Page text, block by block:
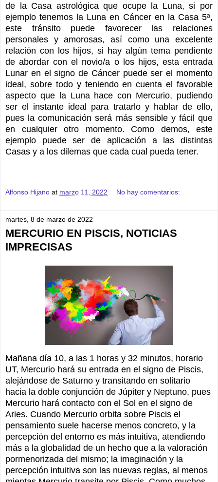
de la Casa astrológica que ocupe la Luna, si por
ejemplo tenemos la Luna en Cáncer en la Casa 5ª,
este tránsito puede favorecer las relaciones
personales y amorosas, así como una excelente
relación con los hijos, si hay algún tema pendiente
de abordar con el novio/a o los hijos, esta entrada
Lunar en el signo de Cáncer puede ser el momento
ideal, sobre todo y teniendo en cuenta el favorable
aspecto que la Luna hace con Mercurio, pudiendo
ser el instante ideal para tratarlo y hablar de ello,
pues la comunicación será más sensible y fácil que
en cualquier otro momento. Como demos, este
ejemplo puede ser de aplicación a las distintas
Casas y a los dilemas que cada cual pueda tener.
Alfonso Hijano at marzo 11, 2022 No hay comentarios:
martes, 8 de marzo de 2022
MERCURIO EN PISCIS, NOTICIAS
IMPRECISAS
Mañana día 10, a las 1 horas y 32 minutos, horario
UT, Mercurio hará su entrada en el signo de Piscis,
alejándose de Saturno y transitando en solitario
hacia la doble conjunción de Júpiter y Neptuno, pues
Mercurio hará contacto con el Sol en el signo de
Aries. Cuando Mercurio orbita sobre Piscis el
pensamiento suele hacerse menos concreto, y la
percepción del entorno es más intuitiva, atendiendo
más a la globalidad de un hecho que a la valoración
pormenorizada del mismo; la imaginación y la
percepción intuitiva son las nuevas reglas, al menos